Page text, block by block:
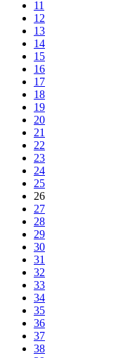
11
12
13
14
15
16
17
18
19
20
21
22
23
24
25
26
27
28
29
30
31
32
33
34
35
36
37
38